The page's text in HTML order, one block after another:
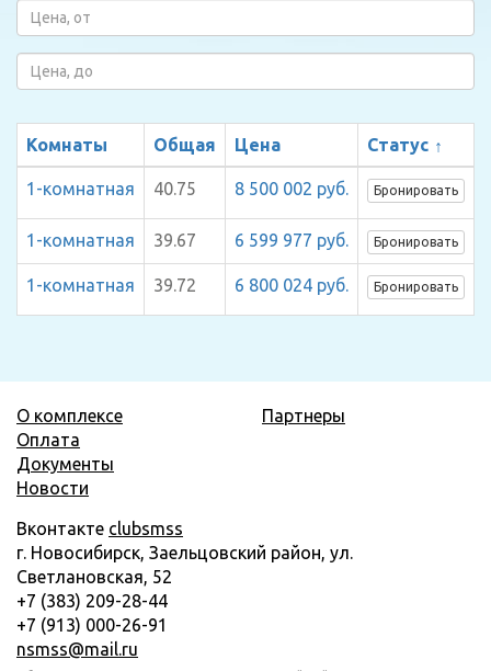
Комнаты Общая Цена Статус
1-комнатная 40.75 8 500 002 руб. Бронировать
1-комнатная 39.67 6 599 977 руб. Бронировать
1-комнатная 39.72 6 800 024 руб. Бронировать
О комплексе
Оплата
Документы
Новости
Партнеры
Вконтакте clubsmss
г. Новосибирск, Заельцовский район, ул.
Светлановская, 52
+7 (383) 209-28-44
+7 (913) 000-26-91
nsmss@mail.ru